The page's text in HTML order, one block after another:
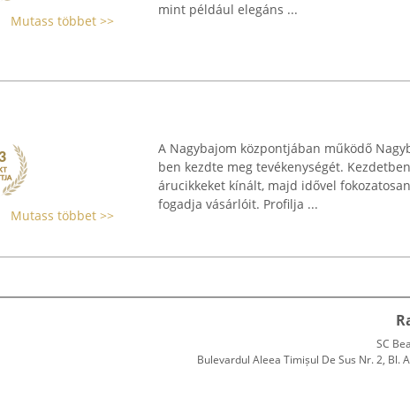
Mutass többet >>
mint például elegáns ...
Mutass többet >>
A Nagybajom központjában működő
ben kezdte meg tevékenységét.
árucikkeket kínált, majd idővel
fogadja vásárlóit. Profilja ...
SC
Bulevardul Aleea Timișul De Sus Nr. 2, Bl.